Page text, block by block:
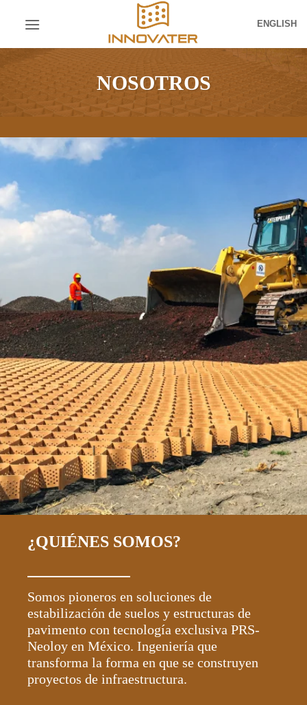
ENGLISH
NOSOTROS
¿QUIÉNES SOMOS?
Somos pioneros en soluciones de
estabilización de suelos y estructuras de
pavimento con tecnología exclusiva PRS-
Neoloy en México. Ingeniería que
transforma la forma en que se construyen
proyectos de infraestructura.